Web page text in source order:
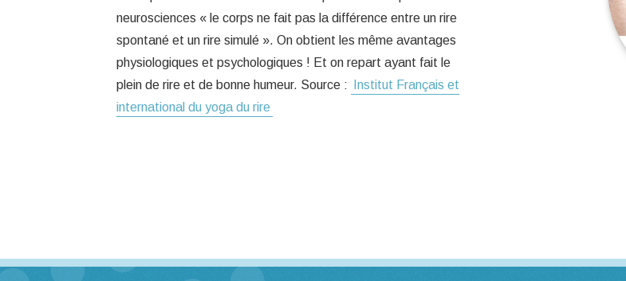
neurosciences « le corps ne fait pas la différence entre un rire
spontané et un rire simulé ». On obtient les même avantages
physiologiques et psychologiques ! Et on repart ayant fait le
plein de rire et de bonne humeur. Source :
Institut Français et
international du yoga du rire